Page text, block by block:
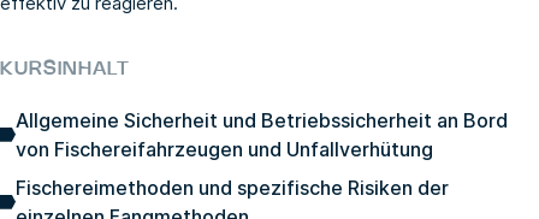
KURSINHALT
Allgemeine Sicherheit und Betriebssicherheit an Bord
von Fischereifahrzeugen und Unfallverhütung
Fischereimethoden und spezifische Risiken der